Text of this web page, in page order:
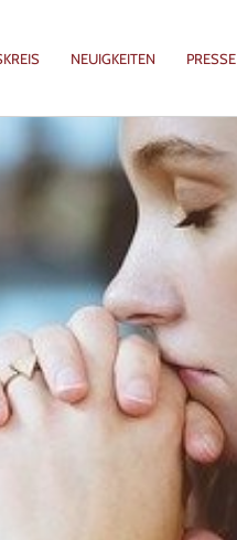
NEUIGKEITEN PRESSE